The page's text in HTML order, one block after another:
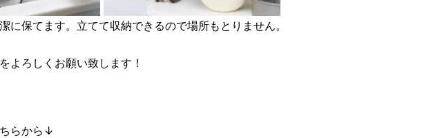
に保てます。立てて収納できるので場所もとりません。
をよろしくお願い致します！
らから↓